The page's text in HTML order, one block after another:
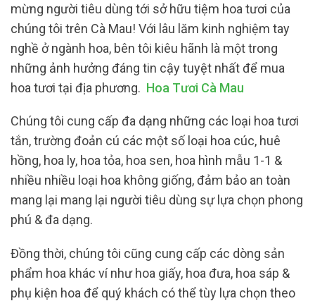
mừng người tiêu dùng tới sở hữu tiệm hoa tươi của
chúng tôi trên Cà Mau! Với lâu lăm kinh nghiệm tay
nghề ở ngành hoa, bên tôi kiêu hãnh là một trong
những ảnh hưởng đáng tin cậy tuyệt nhất để mua
hoa tươi tại địa phương. Hoa Tươi Cà Mau
Chúng tôi cung cấp đa dạng những các loại hoa tươi
tắn, trường đoản cú các một số loại hoa cúc, huê
hồng, hoa ly, hoa tỏa, hoa sen, hoa hình mẫu 1-1 &
nhiều nhiều loại hoa không giống, đảm bảo an toàn
mang lại mang lại người tiêu dùng sự lựa chọn phong
phú & đa dạng.
Đồng thời, chúng tôi cũng cung cấp các dòng sản
phẩm hoa khác ví như hoa giấy, hoa đưa, hoa sáp &
phụ kiện hoa để quý khách có thể tùy lựa chọn theo